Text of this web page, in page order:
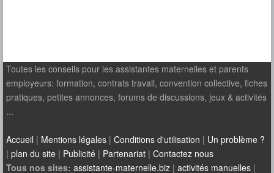
Toutes les conseils pour les assistantes maternelles et parents
employeurs: formation, contrats travail, convention collective, fiches
pratiques, petites annonces, forums de discussions, jeux & activités
...
Accueil | Mentions légales | Conditions d'utilisation | Un problème ?
| plan du site | Publicité | Partenariat | Contactez nous
Tous nos sites: assistante-maternelle.biz | activités manuelles |